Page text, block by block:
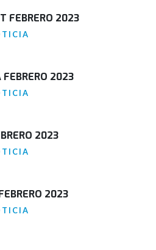
FEBRERO 2023
FEBRERO 2023
2023
2023